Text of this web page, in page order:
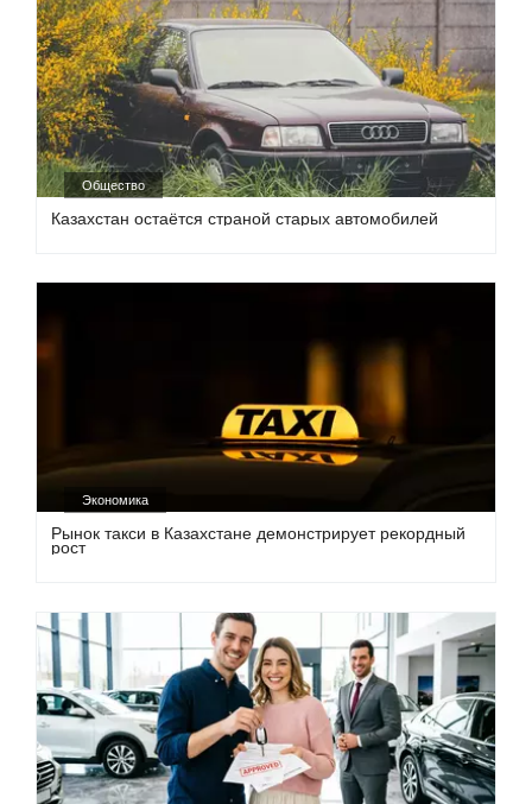
Общество
Казахстан остаётся страной старых автомобилей
Экономика
Рынок такси в Казахстане демонстрирует рекордный
рост